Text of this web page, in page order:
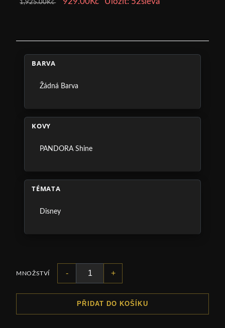
1,925.00Kč 929.00Kč Uložit: 52sleva
BARVA
Žádná Barva
KOVY
PANDORA Shine
TÉMATA
Disney
MNOŽSTVÍ - +
PŘIDAT DO KOŠÍKU